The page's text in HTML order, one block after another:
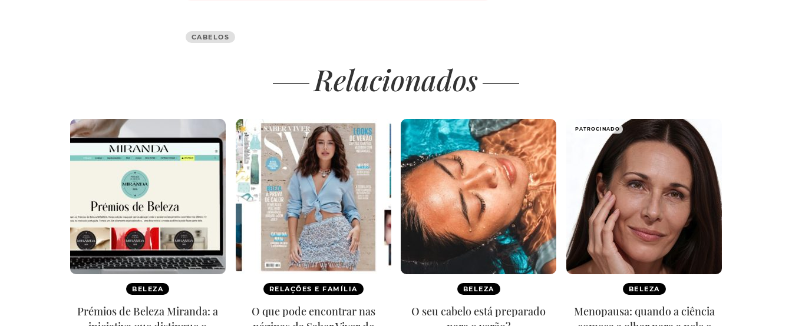
CABELOS
Relacionados
BELEZA
Prémios de Beleza Miranda: a
RELAÇÕES E FAMÍLIA
O que pode encontrar nas
BELEZA
O seu cabelo está preparado
PATROCINADO
BELEZA
Menopausa: quando a ciência